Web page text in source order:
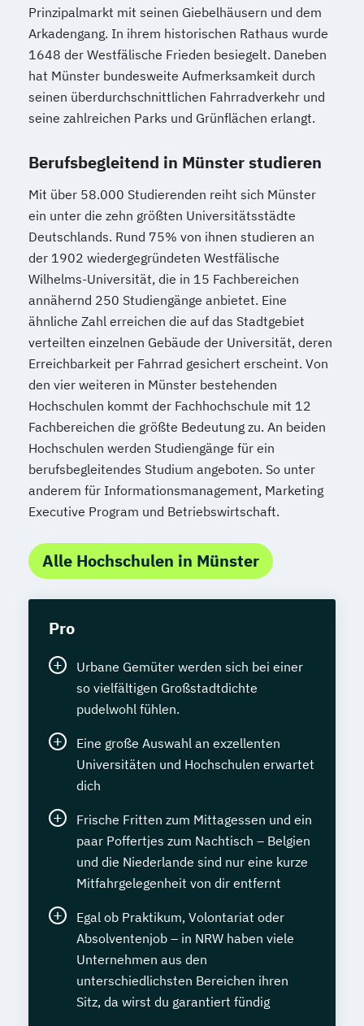
Prinzipalmarkt mit seinen Giebelhäusern und dem
Arkadengang. In ihrem historischen Rathaus wurde
1648 der Westfälische Frieden besiegelt. Daneben
hat Münster bundesweite Aufmerksamkeit durch
seinen überdurchschnittlichen Fahrradverkehr und
seine zahlreichen Parks und Grünflächen erlangt.
Berufsbegleitend in Münster studieren
Mit über 58.000 Studierenden reiht sich Münster
ein unter die zehn größten Universitätsstädte
Deutschlands. Rund 75% von ihnen studieren an
der 1902 wiedergegründeten Westfälische
Wilhelms-Universität, die in 15 Fachbereichen
annähernd 250 Studiengänge anbietet. Eine
ähnliche Zahl erreichen die auf das Stadtgebiet
verteilten einzelnen Gebäude der Universität, deren
Erreichbarkeit per Fahrrad gesichert erscheint. Von
den vier weiteren in Münster bestehenden
Hochschulen kommt der Fachhochschule mit 12
Fachbereichen die größte Bedeutung zu. An beiden
Hochschulen werden Studiengänge für ein
berufsbegleitendes Studium angeboten. So unter
anderem für Informationsmanagement, Marketing
Executive Program und Betriebswirtschaft.
Alle Hochschulen in Münster
Pro
Urbane Gemüter werden sich bei einer
so vielfältigen Großstadtdichte
pudelwohl fühlen.
Eine große Auswahl an exzellenten
Universitäten und Hochschulen erwartet
dich
Frische Fritten zum Mittagessen und ein
paar Poffertjes zum Nachtisch – Belgien
und die Niederlande sind nur eine kurze
Mitfahrgelegenheit von dir entfernt
Egal ob Praktikum, Volontariat oder
Absolventenjob – in NRW haben viele
Unternehmen aus den
unterschiedlichsten Bereichen ihren
Sitz, da wirst du garantiert fündig